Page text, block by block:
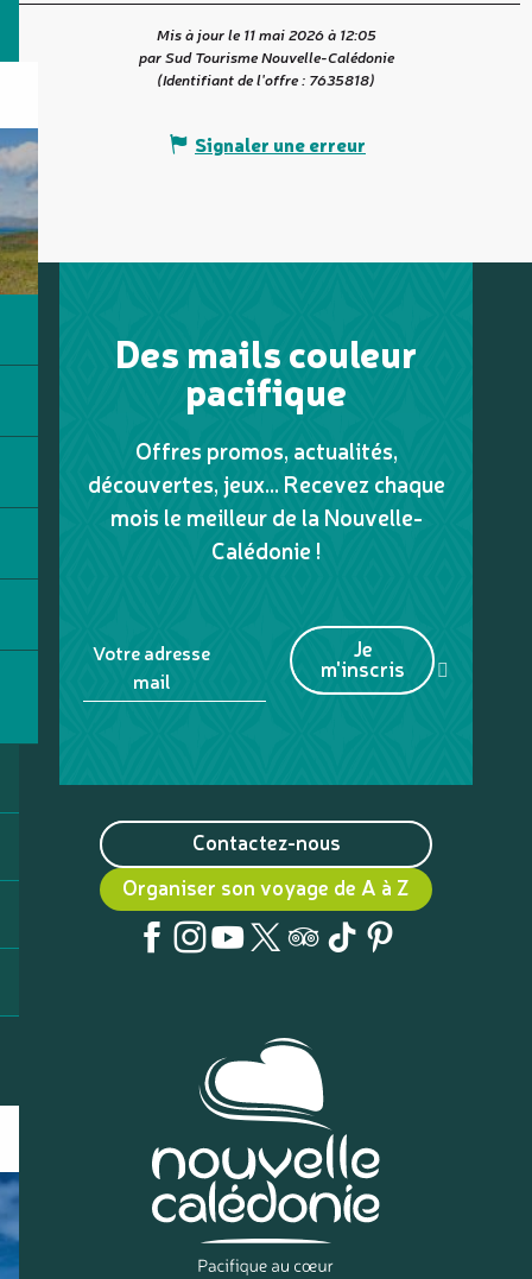
Mis à jour le 11 mai 2026 à 12:05
par Sud Tourisme Nouvelle-Calédonie
(Identifiant de l'offre : 7635818)
Signaler une erreur
Des mails couleur
pacifique
Offres promos, actualités,
découvertes, jeux... Recevez chaque
mois le meilleur de la Nouvelle-
Calédonie !
Votre adresse
mail
Je
m'inscris
Contactez-nous
Organiser son voyage de A à Z